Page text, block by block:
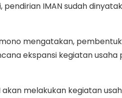
IMAN sudah
mengatakan,
ekspansi kegiatan
melakukan kegiatan